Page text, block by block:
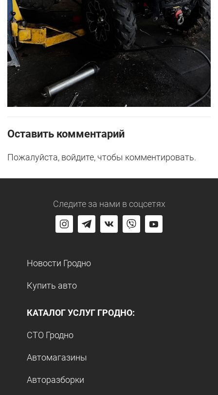
Оставить комментарий
Пожалуйста, войдите, чтобы комментировать.
Следите за нами в соцсетях
Новости Гродно
Купить авто
КАТАЛОГ УСЛУГ ГРОДНО:
СТО Гродно
Автомагазины
Авторазборки